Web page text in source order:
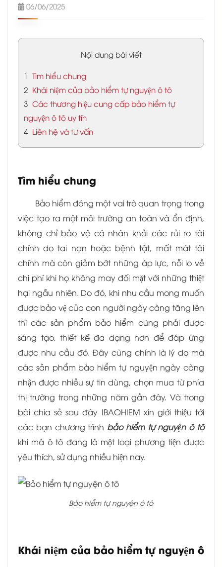
06/06/2025
Nội dung bài viết
1 Tìm hiểu chung
2 Khái niệm của bảo hiểm tự nguyện ô tô
3 Các thương hiệu cung cấp bảo hiểm tự
nguyện ô tô uy tín
4 Liên hệ và tư vấn
Tìm hiểu chung
Bảo hiểm đóng một vai trò quan trọng trong
việc tạo ra một môi trường an toàn và ổn định,
không chỉ bảo vệ cá nhân khỏi các rủi ro tài
chính do tai nạn hoặc bệnh tật, mất mát tài
chính mà còn giảm bớt những áp lực, nỗi lo về
chi phí khi họ không may đối mặt với những thiệt
hại ngẫu nhiên. Do đó, khi nhu cầu mong muốn
được bảo vệ của con người ngày càng tăng lên
thì các sản phẩm bảo hiểm cũng phải được
sáng tạo, thiết kế đa dạng hơn để đáp ứng
được nhu cầu đó. Đây cũng chính là lý do mà
các sản phẩm bảo hiểm tự nguyện ngày càng
nhận được nhiều sự tin dùng, chọn mua từ phía
thị trường trong những năm gần đây. Và trong
bài chia sẻ sau đây IBAOHIEM xin giới thiệu tới
các bạn chương trình bảo hiểm tự nguyện ô tô
khi mà ô tô đang là một loại phương tiện được
yêu thích, sử dụng nhiều hiện nay.
Bảo hiểm tự nguyện ô tô
Khái niệm của bảo hiểm tự nguyện ô